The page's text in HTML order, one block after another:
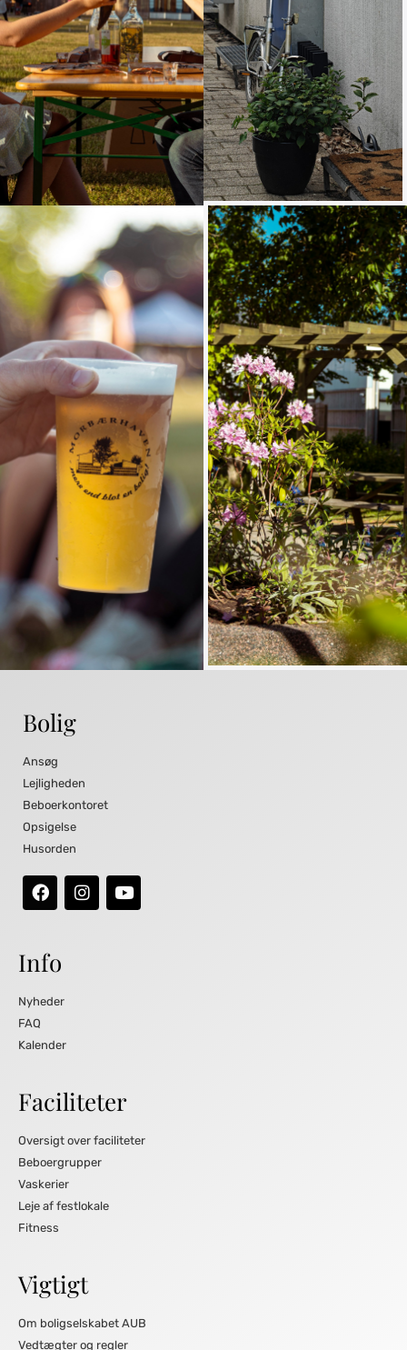
Bolig
Ansøg
Lejligheden
Beboerkontoret
Opsigelse
Husorden
Info
Nyheder
FAQ
Kalender
Faciliteter
Oversigt over faciliteter
Beboergrupper
Vaskerier
Leje af festlokale
Fitness
Vigtigt
Om boligselskabet AUB
Vedtægter og regler